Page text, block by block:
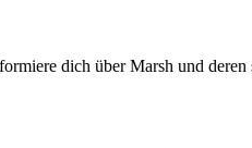
dich über Marsh und